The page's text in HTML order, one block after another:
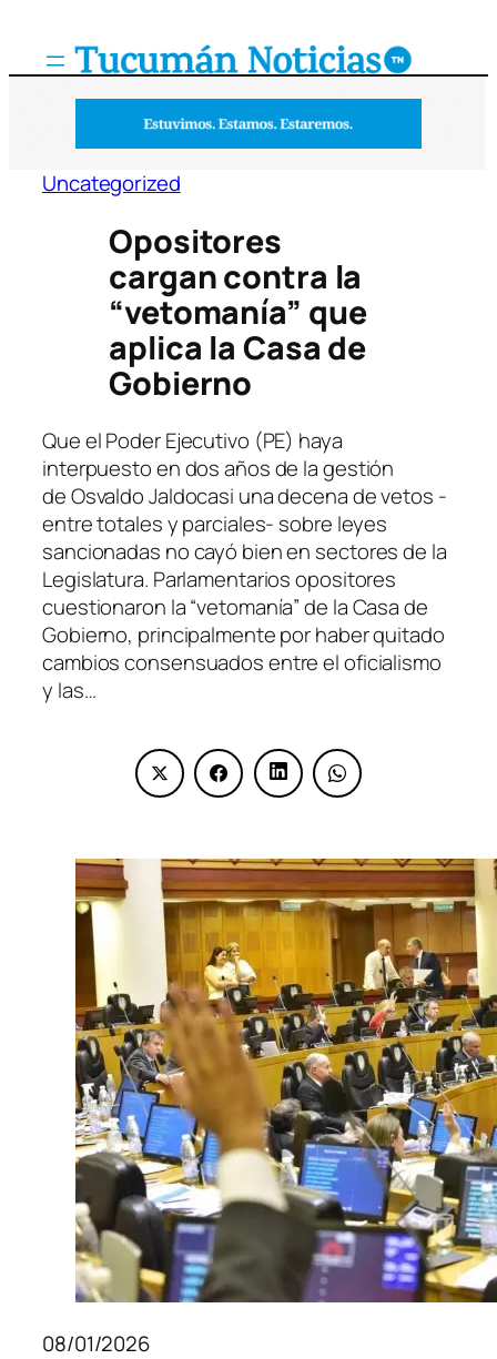
Uncategorized
Opositores
cargan contra la
“vetomanía” que
aplica la Casa de
Gobierno
Que el Poder Ejecutivo (PE) haya
interpuesto en dos años de la gestión
de Osvaldo Jaldocasi una decena de vetos -
entre totales y parciales- sobre leyes
sancionadas no cayó bien en sectores de la
Legislatura. Parlamentarios opositores
cuestionaron la “vetomanía” de la Casa de
Gobierno, principalmente por haber quitado
cambios consensuados entre el oficialismo
y las…
08/01/2026